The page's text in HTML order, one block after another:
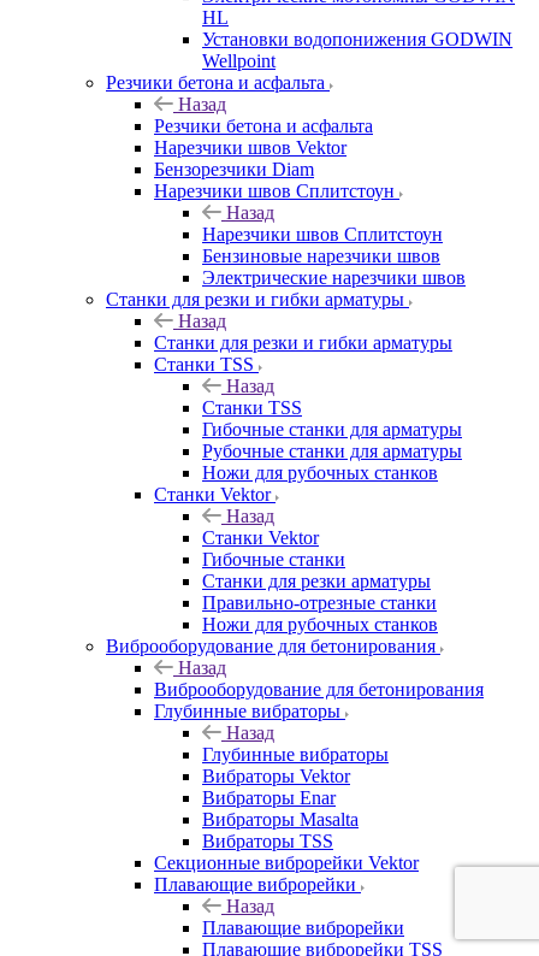
HL
Установки водопонижения GODWIN
Wellpoint
Резчики бетона и асфальта
Назад
Резчики бетона и асфальта
Нарезчики швов Vektor
Бензорезчики Diam
Нарезчики швов Сплитстоун
Назад
Нарезчики швов Сплитстоун
Бензиновые нарезчики швов
Электрические нарезчики швов
Станки для резки и гибки арматуры
Назад
Станки для резки и гибки арматуры
Станки TSS
Назад
Станки TSS
Гибочные станки для арматуры
Рубочные станки для арматуры
Ножи для рубочных станков
Станки Vektor
Назад
Станки Vektor
Гибочные станки
Станки для резки арматуры
Правильно-отрезные станки
Ножи для рубочных станков
Виброоборудование для бетонирования
Назад
Виброоборудование для бетонирования
Глубинные вибраторы
Назад
Глубинные вибраторы
Вибраторы Vektor
Вибраторы Enar
Вибраторы Masalta
Вибраторы TSS
Секционные виброрейки Vektor
Плавающие виброрейки
Назад
Плавающие виброрейки
Плавающие виброрейки TSS